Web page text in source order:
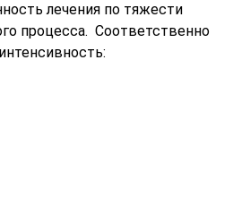
лечения по тяжести
процесса. Соответственно